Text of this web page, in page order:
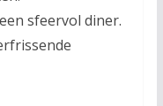
sfeervol diner.